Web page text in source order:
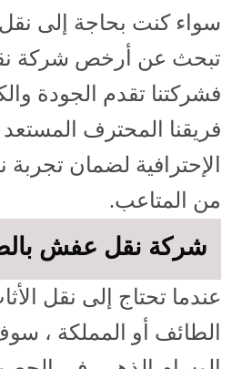
سواء كنت بحاجة إلى
تبحث عن أرخص شركة
فشركتنا تقدم الجودة
فريقنا المحترف
الإحترافية لضمان
من المتاعب.
شركة نقل عفش
عندما تحتاج إلى نقل
الطائف أو المملكة ،